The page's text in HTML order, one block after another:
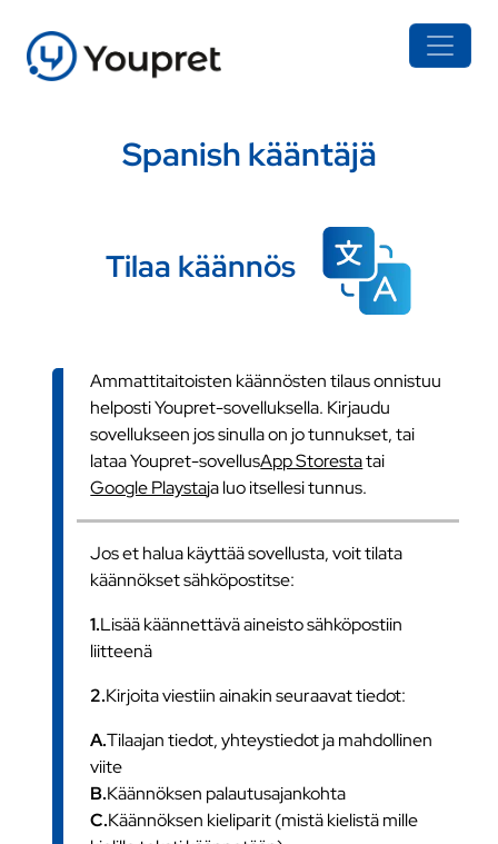
Spanish kääntäjä
Tilaa käännös
Ammattitaitoisten käännösten tilaus onnistuu
helposti Youpret-sovelluksella. Kirjaudu
sovellukseen jos sinulla on jo tunnukset, tai
lataa Youpret-sovellusApp Storestatai
Google Playstaja luo itsellesi tunnus.
Jos et halua käyttää sovellusta, voit tilata
käännökset sähköpostitse:
1.Lisää käännettävä aineisto sähköpostiin
liitteenä
2.Kirjoita viestiin ainakin seuraavat tiedot:
A.Tilaajan tiedot, yhteystiedot ja mahdollinen
viite
B.Käännöksen palautusajankohta
C.Käännöksen kieliparit (mistä kielistä mille